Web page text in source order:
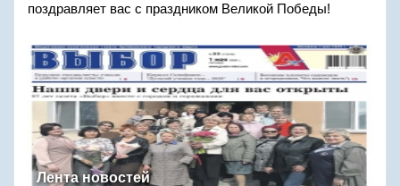
поздравляет вас с праздником Великой Победы!
Лента новостей